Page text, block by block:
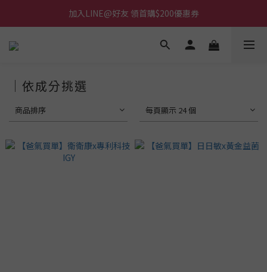
加入LINE@好友 領首購$200優惠券
│依成分挑選
商品排序 每頁顯示 24 個